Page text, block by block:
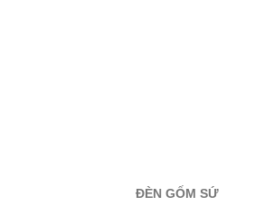
ĐÈN GỐM SỨ